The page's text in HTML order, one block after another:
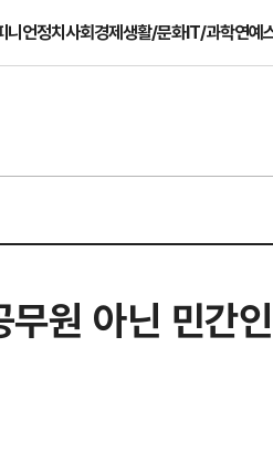
니언정치사회경제생활/문화IT/과학연예
원 아닌 민간